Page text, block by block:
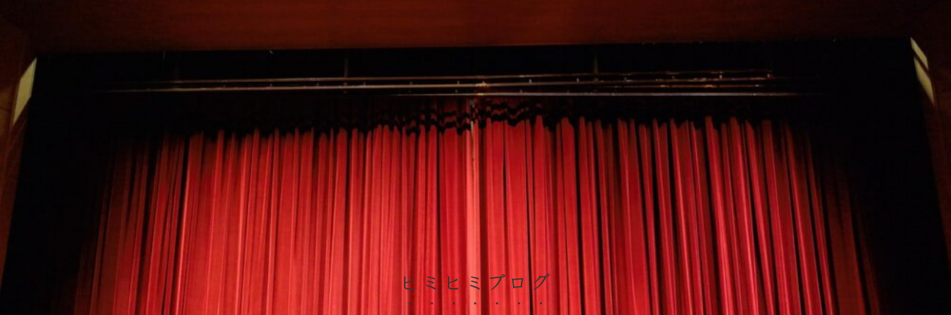
ヒミヒミブログ